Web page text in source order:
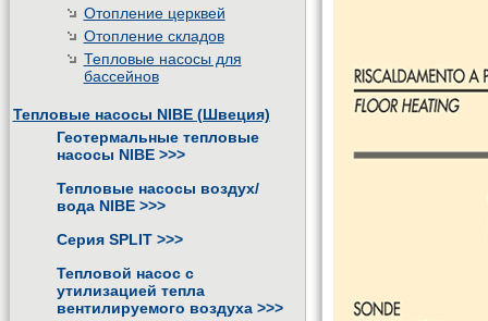
Отопление церквей
Отопление складов
Тепловые насосы для
бассейнов
Тепловые насосы NIBE (Швеция)
Геотермальные тепловые
насосы NIBE >>>
Тепловые насосы воздух/
вода NIBE >>>
Серия SPLIT >>>
Тепловой насос с
утилизацией тепла
вентилируемого воздуха >>>